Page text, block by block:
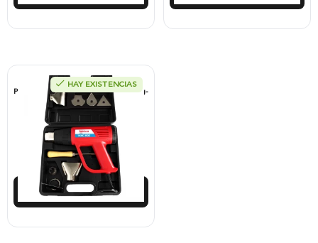
HAY EXISTENCIAS
Pistola De Calor Takima 1.500W, Tkhg-
1500.
160.508
Añadir al carrito